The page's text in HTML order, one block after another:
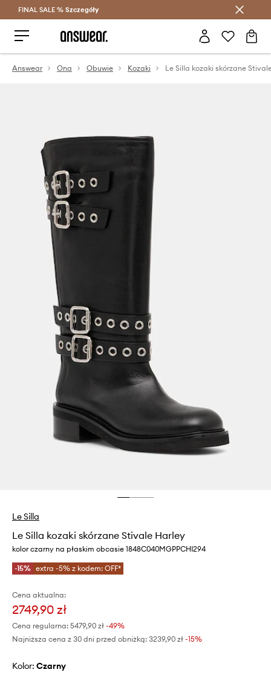
Oszczędzaj z Answear Club >
FINAL SALE % Szczegóły
Answear Ona Obuwie Kozaki
Le Silla
Le Silla kozaki skórzane Stivale Harley
kolor czarny na płaskim obcasie 1848C040MGPPCHI294
-15% extra -5% z kodem: OFF*
Cena aktualna:
2749,90 zł
Cena regularna: 5479,90 zł -49%
Najniższa cena z 30 dni przed obniżką: 3239,90 zł -15%
Kolor: czarny